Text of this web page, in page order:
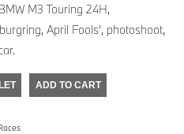
M3 Touring 24H,
April Fools', photoshoot,
ADD TO CART